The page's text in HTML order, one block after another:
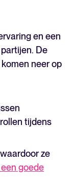
en een
De
neer op
tijdens
ze
goede